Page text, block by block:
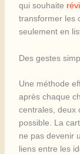
qui souhaite
transformer les
seulement en
Des gestes
Une méthode
après chaque
centrales, deux
possible. La
ne pas devenir
liens entre les